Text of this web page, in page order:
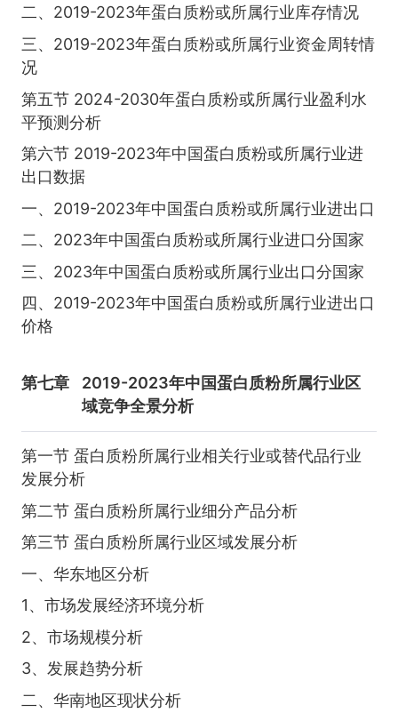
二、2019-2023年蛋白质粉或所属行业库存情况
三、2019-2023年蛋白质粉或所属行业资金周转情
况
第五节 2024-2030年蛋白质粉或所属行业盈利水
平预测分析
第六节 2019-2023年中国蛋白质粉或所属行业进
出口数据
一、2019-2023年中国蛋白质粉或所属行业进出口
二、2023年中国蛋白质粉或所属行业进口分国家
三、2023年中国蛋白质粉或所属行业出口分国家
四、2019-2023年中国蛋白质粉或所属行业进出口
价格
第七章
2019-2023年中国蛋白质粉所属行业区
域竞争全景分析
第一节 蛋白质粉所属行业相关行业或替代品行业
发展分析
第二节 蛋白质粉所属行业细分产品分析
第三节 蛋白质粉所属行业区域发展分析
一、华东地区分析
1、市场发展经济环境分析
2、市场规模分析
3、发展趋势分析
二、华南地区现状分析